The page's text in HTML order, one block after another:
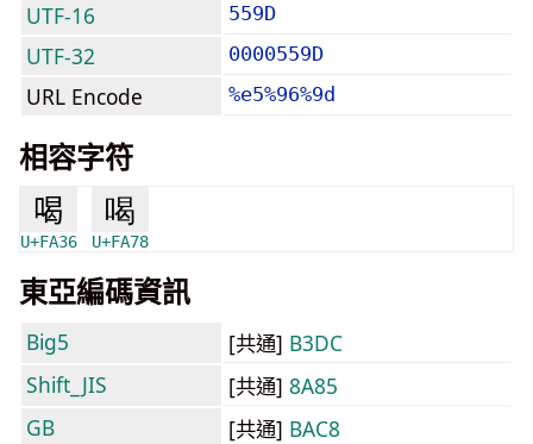
UTF-16 559D
UTF-32 0000559D
URL Encode %e5%96%9d
相容字符
喝
U+FA36
喝
U+FA78
東亞編碼資訊
Big5 [共通] B3DC
Shift_JIS
[共通] 8A85
GB
[共通] BAC8